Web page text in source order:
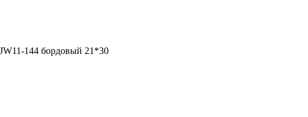
144 бордовый 21*30